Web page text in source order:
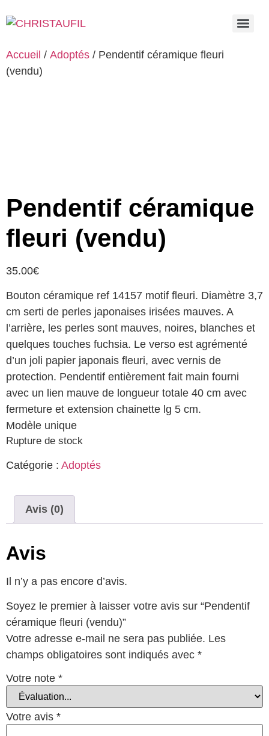
Accueil / Adoptés / Pendentif céramique fleuri
(vendu)
Pendentif céramique
fleuri (vendu)
35.00€
Bouton céramique ref 14157 motif fleuri. Diamètre 3,7
cm serti de perles japonaises irisées mauves. A
l’arrière, les perles sont mauves, noires, blanches et
quelques touches fuchsia. Le verso est agrémenté
d’un joli papier japonais fleuri, avec vernis de
protection. Pendentif entièrement fait main fourni
avec un lien mauve de longueur totale 40 cm avec
fermeture et extension chainette lg 5 cm.
Modèle unique
Rupture de stock
Catégorie : Adoptés
Avis (0)
Avis
Il n’y a pas encore d’avis.
Soyez le premier à laisser votre avis sur “Pendentif
céramique fleuri (vendu)”
Votre adresse e-mail ne sera pas publiée. Les
champs obligatoires sont indiqués avec *
Votre note *
Votre avis *